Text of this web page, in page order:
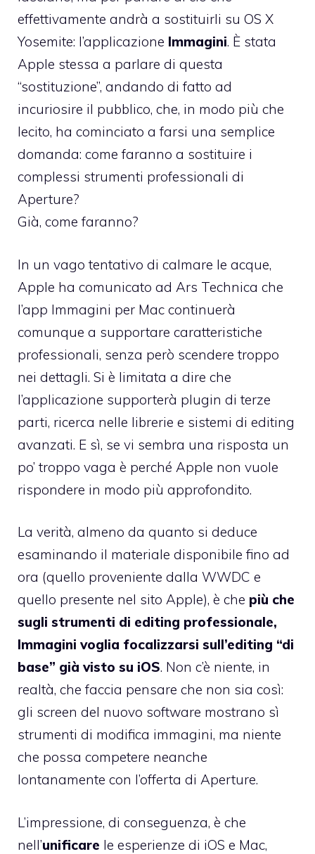
effettivamente andrà a sostituirli su OS X
Yosemite: l’applicazione Immagini. È stata
Apple stessa a parlare di questa
“sostituzione”, andando di fatto ad
incuriosire il pubblico, che, in modo più che
lecito, ha cominciato a farsi una semplice
domanda: come faranno a sostituire i
complessi strumenti professionali di
Aperture?
Già, come faranno?
In un vago tentativo di calmare le acque,
Apple ha comunicato ad Ars Technica che
l’app Immagini per Mac continuerà
comunque a supportare caratteristiche
professionali, senza però scendere troppo
nei dettagli. Si è limitata a dire che
l’applicazione supporterà plugin di terze
parti, ricerca nelle librerie e sistemi di editing
avanzati. E sì, se vi sembra una risposta un
po’ troppo vaga è perché Apple non vuole
rispondere in modo più approfondito.
La verità, almeno da quanto si deduce
esaminando il materiale disponibile fino ad
ora (quello proveniente dalla WWDC e
quello presente nel sito Apple), è che più che
sugli strumenti di editing professionale,
Immagini voglia focalizzarsi sull’editing “di
base” già visto su iOS. Non c’è niente, in
realtà, che faccia pensare che non sia così:
gli screen del nuovo software mostrano sì
strumenti di modifica immagini, ma niente
che possa competere neanche
lontanamente con l’offerta di Aperture.
L’impressione, di conseguenza, è che
nell’unificare le esperienze di iOS e Mac,